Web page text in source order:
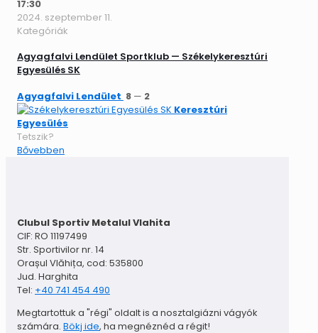
17:30
2024. szeptember 11.
Kategóriák
Agyagfalvi Lendület Sportklub — Székelykeresztúri
Egyesülés SK
Agyagfalvi Lendület 8 — 2
Keresztúri
Egyesülés
Tetszik?
Bővebben
Clubul Sportiv Metalul Vlahita
CIF: RO 11197499
Str. Sportivilor nr. 14
Orașul Vlăhița, cod: 535800
Jud. Harghita
Tel: +40 741 454 490
Megtartottuk a "régi" oldalt is a nosztalgiázni vágyók
számára. Bökj ide, ha megnéznéd a régit!